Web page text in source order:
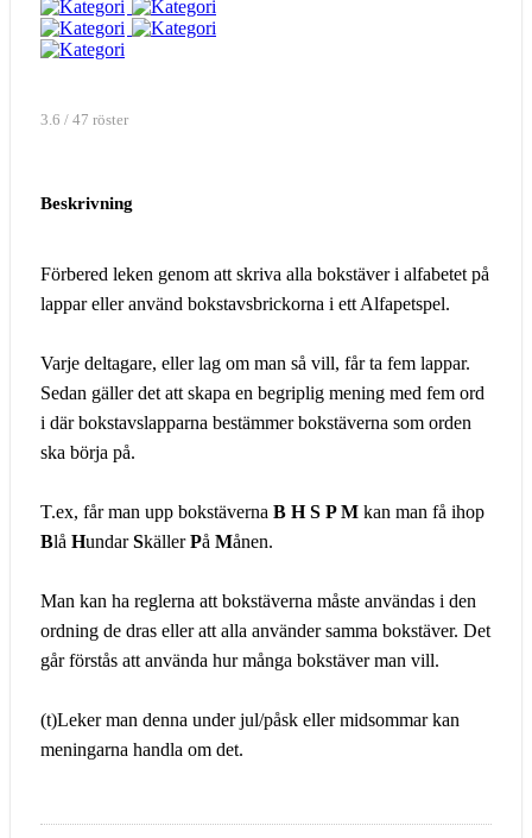
3.6 / 47 röster
Beskrivning
Förbered leken genom att skriva alla bokstäver i alfabetet på
lappar eller använd bokstavsbrickorna i ett Alfapetspel.
Varje deltagare, eller lag om man så vill, får ta fem lappar.
Sedan gäller det att skapa en begriplig mening med fem ord
i där bokstavslapparna bestämmer bokstäverna som orden
ska börja på.
T.ex, får man upp bokstäverna B H S P M kan man få ihop
Blå HundarSkällerPå Månen.
Man kan ha reglerna att bokstäverna måste användas i den
ordning de dras eller att alla använder samma bokstäver. Det
går förstås att använda hur många bokstäver man vill.
(t)Leker man denna under jul/påsk eller midsommar kan
meningarna handla om det.